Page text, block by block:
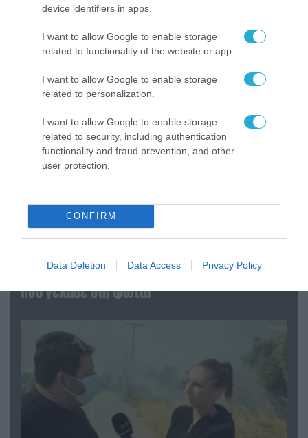
device identifiers in apps.
I want to allow Google to enable storage
related to functionality of the website or app.
I want to allow Google to enable storage
related to personalization.
I want to allow Google to enable storage
related to security, including authentication
functionality and fraud prevention, and other
user protection.
CONFIRM
Data Deletion Data Access Privacy Policy
04.08.2026 | 15:02
Αυτή την ώρα το τελευταίο «αντίο» στον πρώην
υπουργό Ι.Βαρβιτσιώτη (φωτο)
04.08.2026 | 13:02
Η ανακοίνωση του Πανελλήνιου Σωματείου
που γέλασε στη φωτιά